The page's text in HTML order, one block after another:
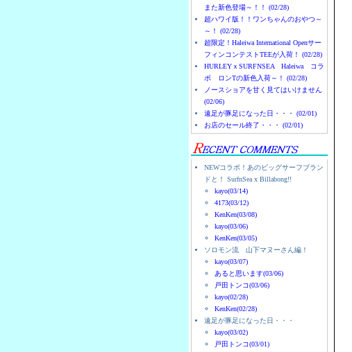
また新色登場～！！ (02/28)
超ハワイ版！！ワンちゃんのおやつ～
～！ (02/28)
超限定！Haleiwa International Openサー
フィンコンテストTEEが入荷！ (02/28)
HURLEYｘSURFNSEA Haleiwa コラ
ボ ロンTの新色入荷～！ (02/28)
ノースショアを甘く見てはいけません
(02/06)
遠足が豚足になった日・・・ (02/01)
お店のセール終了・・・ (02/01)
NEWコラボ！あのビッグサーフブラン
ドと！ SurfnSea x Billabong!!
kayo(03/14)
4173(03/12)
KenKen(03/08)
kayo(03/06)
KenKen(03/05)
ソロモン流 山下マヌーさん編！
kayo(03/07)
あると思います(03/06)
戸田トンコ(03/06)
kayo(02/28)
KenKen(02/28)
遠足が豚足になった日・・・
kayo(03/02)
戸田トンコ(03/01)